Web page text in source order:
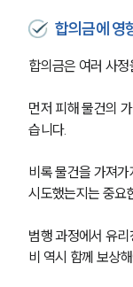
합의금에 영
합의금은 여러 사
먼저 피해 물건의
습니다.
비록 물건을 가져
시도했는지는 중요
범행 과정에서 유
비 역시 함께 보상